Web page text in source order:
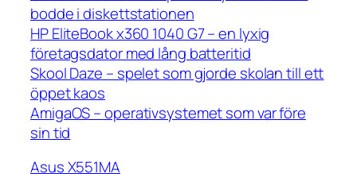
bodde i diskettstationen
HP EliteBook x360 1040 G7 – en lyxig
företagsdator med lång batteritid
Skool Daze – spelet som gjorde skolan till ett
öppet kaos
AmigaOS – operativsystemet som var före
sin tid
Asus X551MA